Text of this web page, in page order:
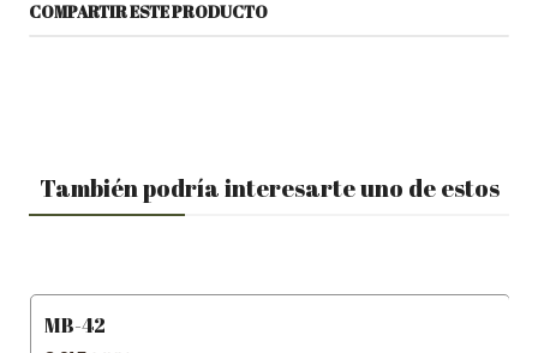
COMPARTIR ESTE PRODUCTO
También podría interesarte uno de estos
MB-42